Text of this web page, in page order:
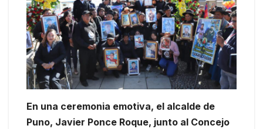
En una ceremonia emotiva, el alcalde de
Puno, Javier Ponce Roque, junto al Concejo